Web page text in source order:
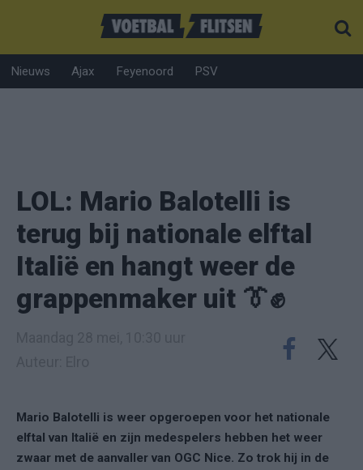
Nieuws Ajax Feyenoord PSV
LOL: Mario Balotelli is
terug bij nationale elftal
Italië en hangt weer de
grappenmaker uit 👔✊
Mario Balotelli is weer opgeroepen voor het nationale
elftal van Italië en zijn medespelers hebben het weer
zwaar met de aanvaller van OGC Nice. Zo trok hij in de